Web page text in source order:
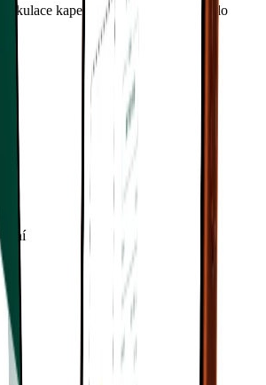
kapesného a náhrad za vozidlo